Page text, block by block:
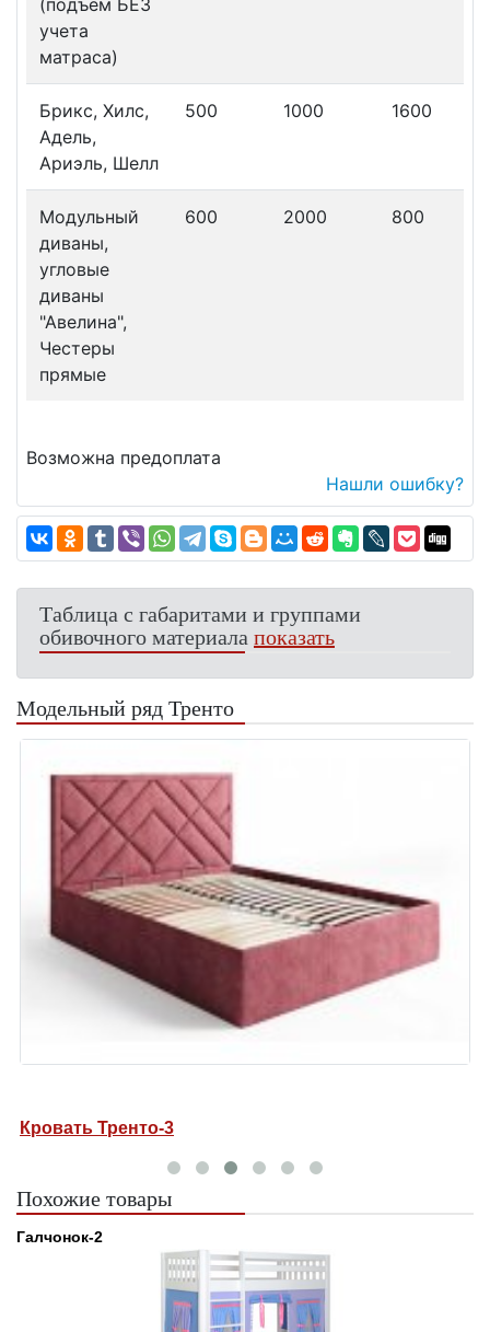
(подъем БЕЗ
учета
матраса)
Брикс, Хилс,
Адель,
Ариэль, Шелл
500 1000 1600
Модульный
диваны,
угловые
диваны
"Авелина",
Честеры
прямые
600 2000 800
Возможна предоплата
Нашли ошибку?
Таблица с габаритами и группами
обивочного материалапоказать
Модельный ряд Тренто
Кровать Тренто-3
Похожие товары
Галчонок-2